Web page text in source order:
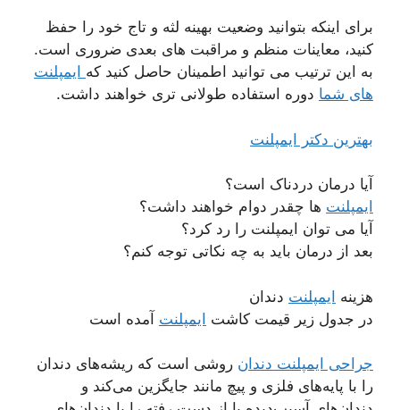
برای اینکه بتوانید وضعیت بهینه لثه و تاج خود را حفظ
کنید، معاینات منظم و مراقبت های بعدی ضروری است.
به این ترتیب می توانید اطمینان حاصل کنید که ایمپلنت
های شما دوره استفاده طولانی تری خواهند داشت.
بهترین دکتر ایمپلنت
آیا درمان دردناک است؟
ایمپلنت ها چقدر دوام خواهند داشت؟
آیا می توان ایمپلنت را رد کرد؟
بعد از درمان باید به چه نکاتی توجه کنم؟
هزینه ایمپلنت دندان
در جدول زیر قیمت کاشت ایمپلنت آمده است
جراحی ایمپلنت دندان روشی است که ریشه‌های دندان
را با پایه‌های فلزی و پیچ مانند جایگزین می‌کند و